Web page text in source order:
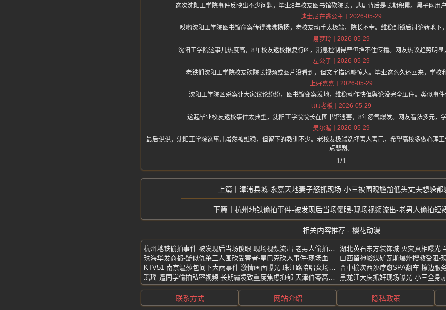
这次沈阳工学院事件反映出不少问题，毕业8年校友图书馆砍院长，悲剧背后是长期积累。黑子网用
迪士尼在逃公主
2026-05-29
哎哟沈阳工学院图书馆命案传得沸沸扬扬，老校友动手太极端，院长不幸。维稳封锁后讨论转地下
易梦玲
2026-05-29
沈阳工学院这事儿热度高，8年校友返校报复行凶，消息控制得严但挡不住传播。网友热议趋势明显
左公子
2026-05-29
老铁们沈阳工学院校友砍院长视频或图片没看到，但文字描述够惊人。毕业这么久还回来，学校
上好嘉嘉
2026-05-29
沈阳工学院凶杀案让大家议论纷纷，图书馆变案发地，维稳动作快但舆论没完全压住。类似事件
UU老板
2026-05-29
这起毕业校友返校事件太典型，沈阳工学院院长在图书馆遇害，8年怨气爆发。网友看法多元，学
吴尔渥
2026-05-29
最后说说，沈阳工学院这事儿虽然被维稳，但留下的教训不少。老校友极端选择害人害己，希望高校多做心理
点悲剧。
1/1
漳浦县城-永嘉天地妻子怒抓现场-小三被围观尴尬低头丈夫想躲都
杭州地铁偷拍事件-被发现后当场傻眼-现场视频流出-老男人偷拍短
相关内容推荐 - 樱花动漫
联系方式 网站介绍 隐私政策